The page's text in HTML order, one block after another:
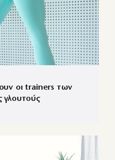
οι trainers των
γλουτούς